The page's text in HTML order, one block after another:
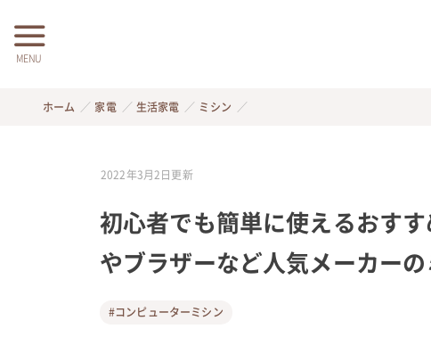
MENU
ホーム 家電 生活家電 ミシン
2022年3月2日更新
初心者でも簡単に使えるおす
やブラザーなど人気メーカー
#コンピューターミシン